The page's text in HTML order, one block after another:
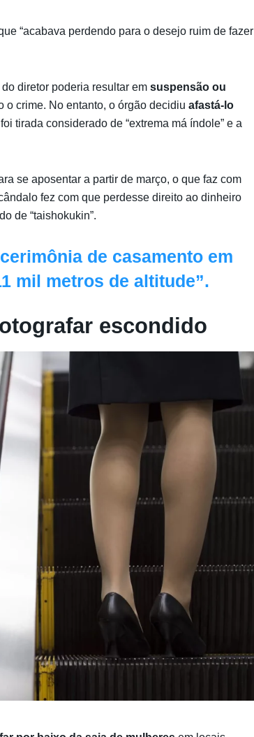
“acabava perdendo para o desejo ruim de fazer
diretor poderia resultar em suspensão ou
o crime. No entanto, o órgão decidiu afastá-lo
tirada considerado de “extrema má índole” e a
se aposentar a partir de março, o que faz com
fez com que perdesse direito ao dinheiro
de “taishokukin”.
de casamento em
mil metros de altitude”.
escondido